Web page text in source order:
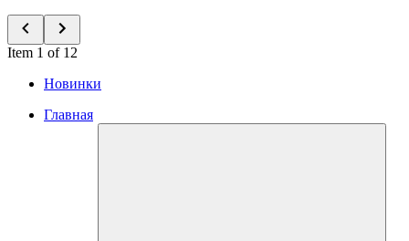
Item 1 of 12
Новинки
Главная